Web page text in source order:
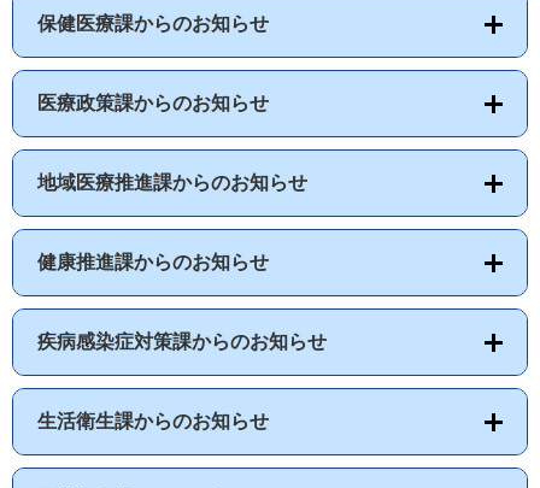
保健医療課からのお知らせ
医療政策課からのお知らせ
地域医療推進課からのお知らせ
健康推進課からのお知らせ
疾病感染症対策課からのお知らせ
生活衛生課からのお知らせ